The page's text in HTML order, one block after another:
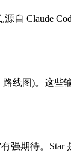
源自 Claude
线图)。这些
期待。Star